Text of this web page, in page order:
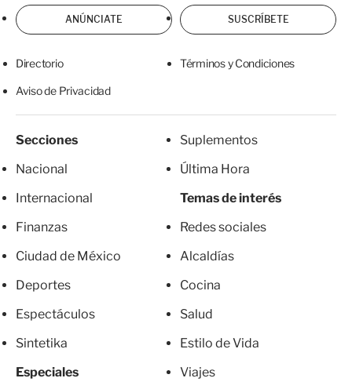
ANÚNCIATE SUSCRÍBETE
Directorio Términos y Condiciones
Aviso de Privacidad
Secciones
Nacional
Internacional
Finanzas
Ciudad de México
Deportes
Espectáculos
Sintetika
Especiales
Suplementos
Última Hora
Temas de interés
Redes sociales
Alcaldías
Cocina
Salud
Estilo de Vida
Viajes